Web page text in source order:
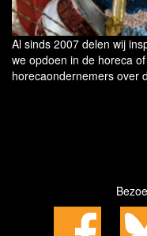
Al sinds 2007 delen wij
we opdoen in de horeca
horecaondernemers over